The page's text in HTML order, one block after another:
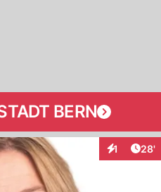
BERN
1 28'